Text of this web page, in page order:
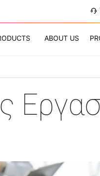
ABOUT US